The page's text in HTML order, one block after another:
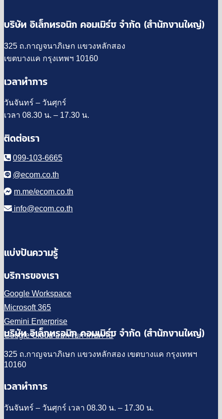
บริษัท อิเล็กทรอนิก คอมเมิร์ซ จำกัด (สำนักงานใหญ่)
325 ถ.กาญจนาภิเษก แขวงหลักสอง
เขตบางแค กรุงเทพฯ 10160
เวลาทำการ
วันจันทร์ – วันศุกร์
เวลา 08.30 น. – 17.30 น.
ติดต่อเรา
099-103-6665
@ecom.co.th
m.me/ecom.co.th
info@ecom.co.th
แบ่งปันความรู้
บริการของเรา
Google Workspace
Microsoft 365
Gemini Enterprise
Google Cloud ออกใบกำกับภาษี
บริษัท อิเล็กทรอนิก คอมเมิร์ซ จำกัด (สำนักงานใหญ่)
325 ถ.กาญจนาภิเษก แขวงหลักสอง เขตบางแค กรุงเทพฯ
10160
เวลาทำการ
วันจันทร์ – วันศุกร์ เวลา 08.30 น. – 17.30 น.